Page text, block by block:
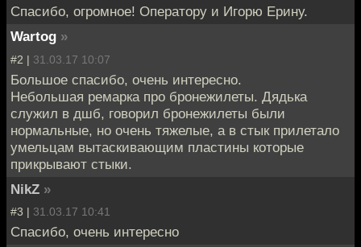
Спасибо, огромное! Оператору и Игорю Ерину.
Wartog »
#2 | 31.03.17 10:07
Большое спасибо, очень интересно.
Небольшая ремарка про бронежилеты. Дядька
служил в дшб, говорил бронежилеты были
нормальные, но очень тяжелые, а в стык прилетало
умельцам вытаскивающим пластины которые
прикрывают стыки.
NikZ »
#3 | 31.03.17 10:41
Спасибо, очень интересно